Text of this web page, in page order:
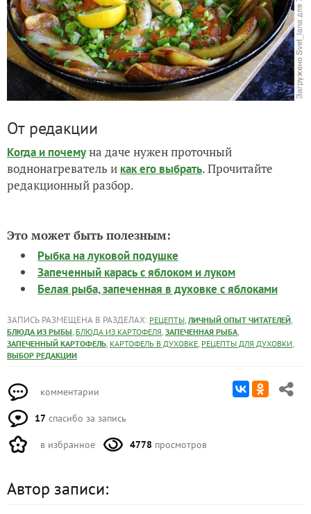
От редакции
Когда и почемуна даче нужен проточный
воднонагреватель и как его выбрать. Прочитайте
редакционный разбор.
Это может быть полезным:
Рыбка на луковой подушке
Запеченный карась с яблоком и луком
Белая рыба, запеченная в духовке с яблоками
ЗАПИСЬ РАЗМЕЩЕНА В РАЗДЕЛАХ: РЕЦЕПТЫ, ЛИЧНЫЙ ОПЫТ ЧИТАТЕЛЕЙ,
БЛЮДА ИЗ РЫБЫ, БЛЮДА ИЗ КАРТОФЕЛЯ, ЗАПЕЧЕННАЯ РЫБА,
ЗАПЕЧЕННЫЙ КАРТОФЕЛЬ, КАРТОФЕЛЬ В ДУХОВКЕ, РЕЦЕПТЫ ДЛЯ ДУХОВКИ,
ВЫБОР РЕДАКЦИИ
комментарии
17 спасибо за запись
в избранное 4778 просмотров
Автор записи: